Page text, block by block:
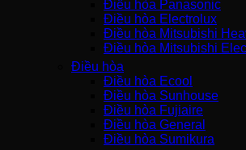
Điều hòa Panasonic
Điều hòa Electrolux
Điều hòa Mitsubishi
Điều hòa Mitsubishi
Điều hòa
Điều hòa Ecool
Điều hòa Sunhouse
Điều hòa Fujiaire
Điều hòa General
Điều hòa Sumikura